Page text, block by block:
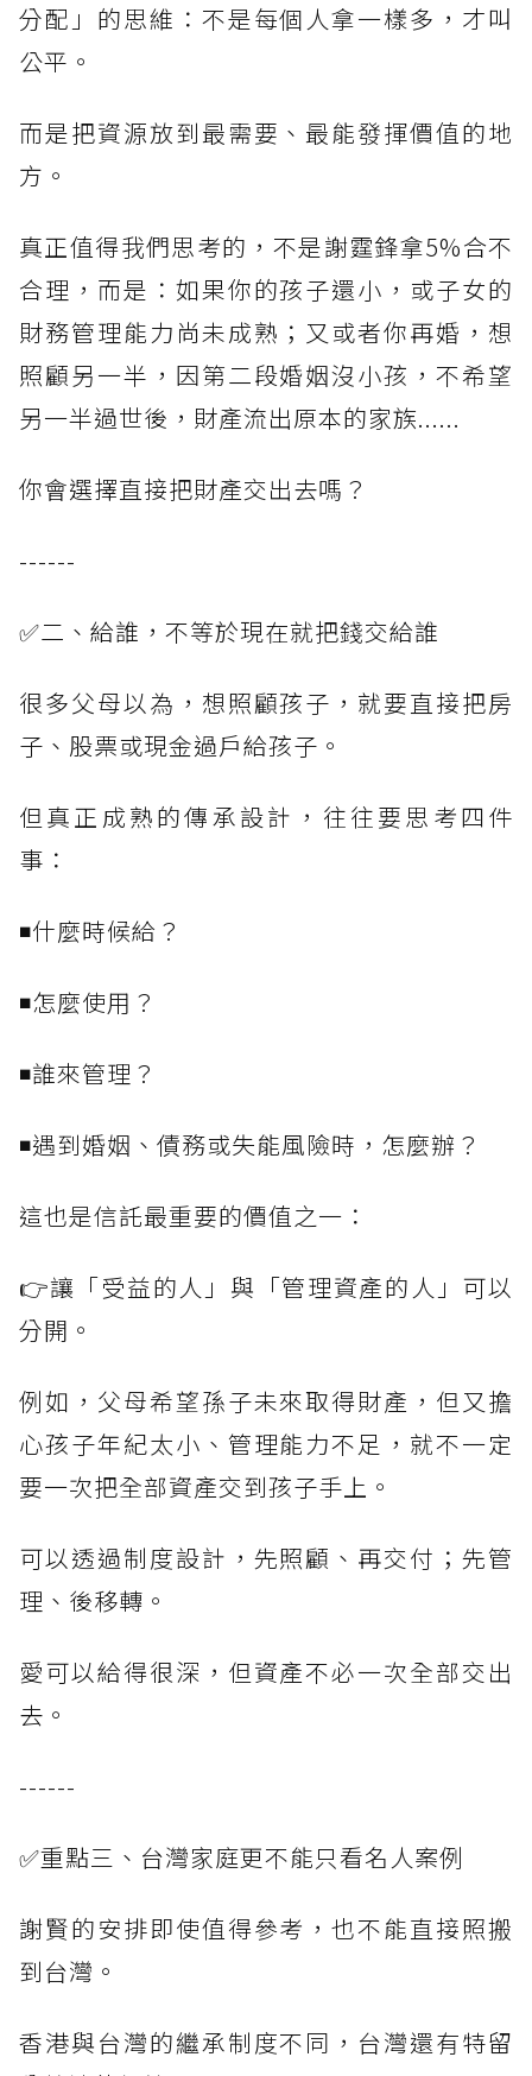
分配」的思維：不是每個人拿一樣多，才叫
公平。
而是把資源放到最需要、最能發揮價值的地
方。
真正值得我們思考的，不是謝霆鋒拿5%合不
合理，而是：如果你的孩子還小，或子女的
財務管理能力尚未成熟；又或者你再婚，想
照顧另一半，因第二段婚姻沒小孩，不希望
另一半過世後，財產流出原本的家族......
你會選擇直接把財產交出去嗎？
------
✅二、給誰，不等於現在就把錢交給誰
很多父母以為，想照顧孩子，就要直接把房
子、股票或現金過戶給孩子。
但真正成熟的傳承設計，往往要思考四件
事：
◾什麼時候給？
◾怎麼使用？
◾誰來管理？
◾遇到婚姻、債務或失能風險時，怎麼辦？
這也是信託最重要的價值之一：
👉讓「受益的人」與「管理資產的人」可以
分開。
例如，父母希望孫子未來取得財產，但又擔
心孩子年紀太小、管理能力不足，就不一定
要一次把全部資產交到孩子手上。
可以透過制度設計，先照顧、再交付；先管
理、後移轉。
愛可以給得很深，但資產不必一次全部交出
去。
------
✅重點三、台灣家庭更不能只看名人案例
謝賢的安排即使值得參考，也不能直接照搬
到台灣。
香港與台灣的繼承制度不同，台灣還有特留